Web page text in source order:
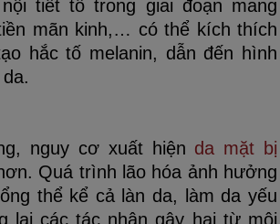
tiết tố trong giai đoạn mang
mãn kinh,… có thể kích thích
hắc tố melanin, dẫn đến hình
nguy cơ xuất hiện da mặt bị
Quá trình lão hóa ảnh hưởng
thể kể cả làn da, làm da yếu
lại các tác nhân gây hại từ môi